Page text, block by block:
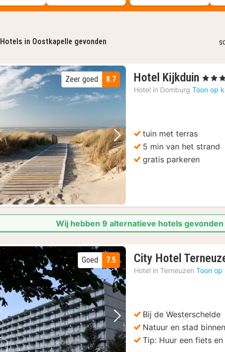
Hotels in Oostkapelle gevonden
Vorige foto Volgende foto
8.7
Zeer goed Hotel Kijkduin 1
, 3
Hotel in Domburg Toon op
tuin met terras
5 min van het strand
gratis parkeren
Wij hebben 9 alternatieve hotels
Vorige foto Volgende foto
7.5
Goed City Hotel
Hotel in Terneuzen Toon op
Bij de Westerschelde
Natuur en stad
Tip: Huur een fiets